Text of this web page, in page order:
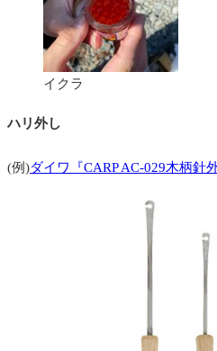
イクラ
ハリ外し
(例)ダイワ『CARP AC-029木柄針